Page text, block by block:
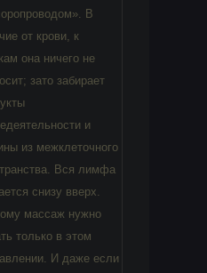
В
от крови, к
она ничего не
зато забирает
и
из межклеточного
Вся лимфа
снизу вверх.
массаж нужно
только в этом
И даже если